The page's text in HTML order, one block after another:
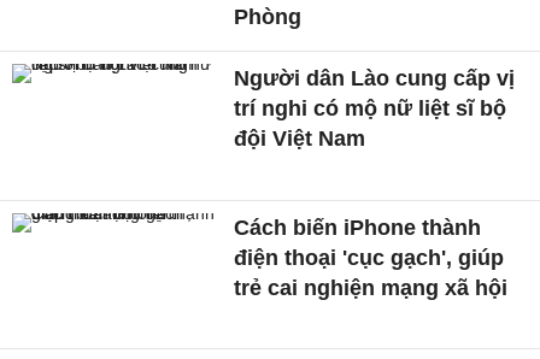
Phòng
Người dân Lào cung cấp vị
trí nghi có mộ nữ liệt sĩ bộ
đội Việt Nam
Cách biến iPhone thành
điện thoại 'cục gạch', giúp
trẻ cai nghiện mạng xã hội